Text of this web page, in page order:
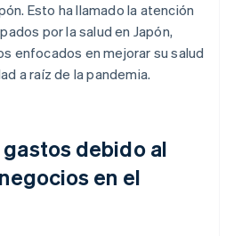
Esto ha llamado la atención
por la salud en Japón,
enfocados en mejorar su salud
a raíz de la pandemia.
debido al
en el